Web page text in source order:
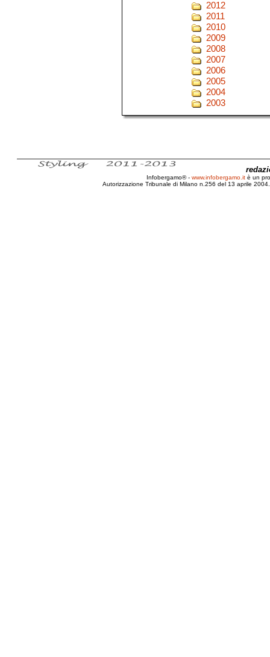
Infobergamo® - www.infobergamo.it è un
Autorizzazione Tribunale di Milano n.256 del 13 aprile